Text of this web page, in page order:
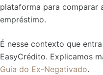
plataforma para comparar
empréstimo.
É nesse contexto que
EasyCrédito. Explicamos
Guia do Ex-Negativado.